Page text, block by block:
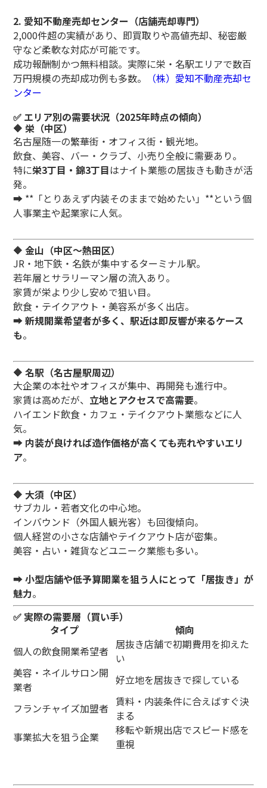
2. 愛知不動産売却センター（店舗売却専門）
2,000件超の実績があり、即買取りや高値売却、秘密厳
守など柔軟な対応が可能です。
成功報酬制かつ無料相談。実際に栄・名駅エリアで数百
万円規模の売却成功例も多数。
（株）愛知不動産売却セ
ンター
✅ エリア別の需要状況（2025年時点の傾向）
🔶 栄（中区）
名古屋随一の繁華街・オフィス街・観光地。
飲食、美容、バー・クラブ、小売り全般に需要あり。
特に栄3丁目・錦3丁目はナイト業態の居抜きも動きが活
発。
➡️ **「とりあえず内装そのままで始めたい」**という個
人事業主や起業家に人気。
🔶 金山（中区〜熱田区）
JR・地下鉄・名鉄が集中するターミナル駅。
若年層とサラリーマン層の流入あり。
家賃が栄より少し安めで狙い目。
飲食・テイクアウト・美容系が多く出店。
➡️新規開業希望者が多く、駅近は即反響が来るケース
も。
🔶 名駅（名古屋駅周辺）
大企業の本社やオフィスが集中、再開発も進行中。
家賃は高めだが、 立地とアクセスで高需要。
ハイエンド飲食・カフェ・テイクアウト業態などに人
気。
➡️ 内装が良ければ造作価格が高くても売れやすいエリ
ア。
🔶 大須（中区）
サブカル・若者文化の中心地。
インバウンド（外国人観光客）も回復傾向。
個人経営の小さな店舗やテイクアウト店が密集。
美容・占い・雑貨などユニーク業態も多い。
➡️小型店舗や低予算開業を狙う人にとって「居抜き」が
魅力。
✅ 実際の需要層（買い手）
タイプ
傾向
個人の飲食開業希望者 居抜き店舗で初期費用を抑えた
い
美容・ネイルサロン開
業者
好立地を居抜きで探している
フランチャイズ加盟者 賃料・内装条件に合えばすぐ決
まる
事業拡大を狙う企業
移転や新規出店でスピード感を
重視